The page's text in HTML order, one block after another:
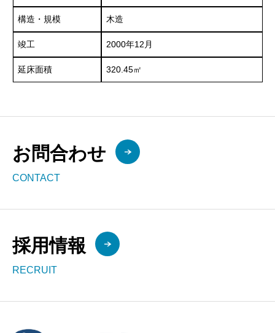
構造・規模 木造
竣工 2000年12月
延床面積 320.45㎡
お問合わせ
CONTACT
採用情報
RECRUIT